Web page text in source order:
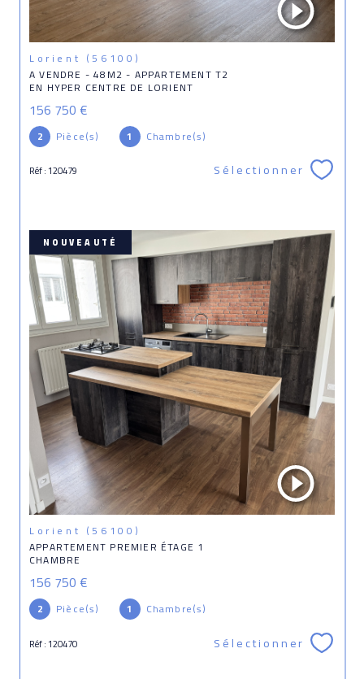
Lorient (56100)
A VENDRE - 48M2 - APPARTEMENT T2
EN HYPER CENTRE DE LORIENT
156 750 €
2 Pièce(s) 1 Chambre(s)
Réf : 120479 Sélectionner
NOUVEAUTÉ
Lorient (56100)
APPARTEMENT PREMIER ÉTAGE 1
CHAMBRE
156 750 €
2 Pièce(s) 1 Chambre(s)
Réf : 120470 Sélectionner